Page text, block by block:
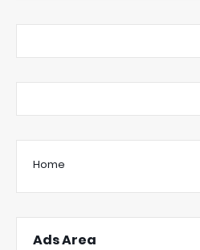
Home
Ads Area